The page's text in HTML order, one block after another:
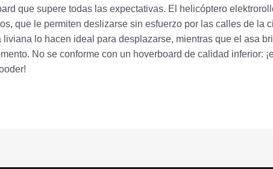
que supere todas las expectativas. El helicóptero
que le permiten deslizarse sin esfuerzo por las calles de la
liviana lo hacen ideal para desplazarse, mientras que el asa
No se conforme con un hoverboard de calidad inferior: